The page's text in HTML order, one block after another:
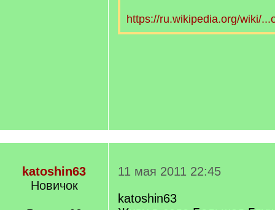
https://ru.wikipedia.org/wiki/
katoshin63
Новичок
11 мая 2011 22:45
katoshin63